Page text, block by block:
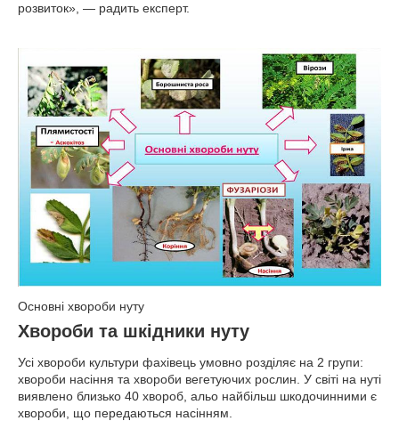
розвиток», — радить експерт.
Основні хвороби нуту
Хвороби та шкідники нуту
Усі хвороби культури фахівець умовно розділяє на 2 групи:
хвороби насіння та хвороби вегетуючих рослин. У світі на нуті
виявлено близько 40 хвороб, альо найбільш шкодочинними є
хвороби, що передаються насінням.